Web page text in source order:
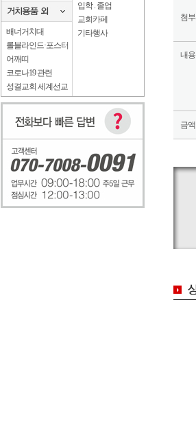
배너거치대
롤블라인드·포스터
어깨띠
코로나19 관련
성결교회 세계선교
입학 . 졸업
교회카페
기타행사
첨
내용
금액